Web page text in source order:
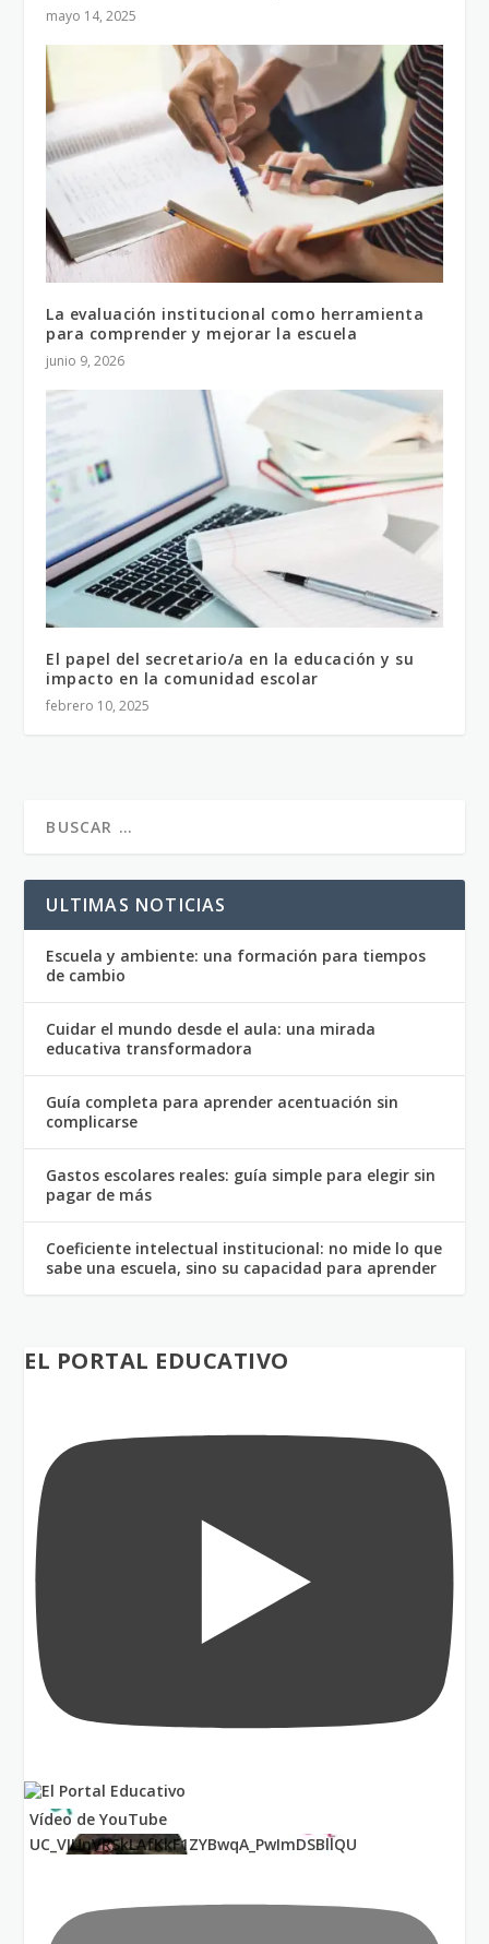
mayo 14, 2025
La evaluación institucional como herramienta
para comprender y mejorar la escuela
junio 9, 2026
El papel del secretario/a en la educación y su
impacto en la comunidad escolar
febrero 10, 2025
ULTIMAS NOTICIAS
Escuela y ambiente: una formación para tiempos
de cambio
Cuidar el mundo desde el aula: una mirada
educativa transformadora
Guía completa para aprender acentuación sin
complicarse
Gastos escolares reales: guía simple para elegir sin
pagar de más
Coeficiente intelectual institucional: no mide lo que
sabe una escuela, sino su capacidad para aprender
EL PORTAL EDUCATIVO
Vídeo de YouTube
UC_VIUnVRSkLAfKkF1ZYBwqA_PwImDSBllQU